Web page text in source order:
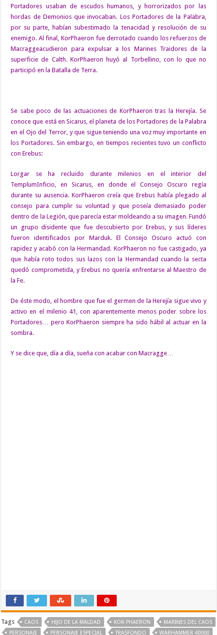
Portadores usaban de escudos humanos, y horrorizados por las
hordas de Demoniosque invocaban. Los Portadores de la Palabra,
por su parte, habían subestimado la tenacidad y resolución de su
enemigo. Al final, KorPhaeron fue derrotado cuando los refuerzos de
Macraggeacudieron para expulsar a los Marines Traidores de la
superficie de Calth. KorPhaeron huyó al Torbellino, con lo que no
participó en la Batalla de Terra.
Se sabe poco de las actuaciones de KorPhaeron tras la Herejía. Se
conoce que está en Sicarus, el planeta de los Portadores de la Palabra
en el Ojo del Terror, y que sigue teniendo una voz muy importante en
los Portadores. Sin embargo, en tiempos recientes tuvo un conflicto
con Erebus:
Lorgar se ha recluido durante milenios en el interior del
TemplumInficio, en Sicarus, en donde elConsejo Oscuro regía
durante su ausencia. KorPhaeron creía que Erebus había plegado al
consejo para cumplir su voluntad y que poseía demasiado poder
dentro de la Legión, que parecía estar moldeando a su imagen. Fundó
un grupo disidente que fue descubierto por Erebus, y sus líderes
fueron identificados por Marduk. El Consejo Oscuro actuó con
rapidez y acabó con la Hermandad. KorPhaeron no fue castigado, ya
que había roto todos sus lazos con la Hermandad cuando la secta
quedó comprometida, y Erebus no quería enfrentarse al Maestro de
la Fe.
De éste modo, el hombre que fue el germen de la Herejía sigue vivo y
activo en el milenio 41, con aparentemente menos poder sobre los
Portadores… pero KorPhaeron siempre ha sido hábil al actuar en la
sombra.
Y se dice que, día a día, sueña con acabar con Macragge…
Tags CAOS HIJO DE LA MALDAD KOR PHAERON
MARINES DEL CAOS
PERSONAJE
PERSONAJE ESPECIAL TRASFONDO WARHAMMER 40000